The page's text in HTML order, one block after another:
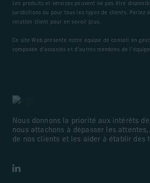
Les produits et services peuvent ne pas être
juridictions ou pour tous les types de clients. Parlez
relation client pour en savoir plus.
Ce site Web présente notre équipe de conseil en
composée d’associés et d’autres membres de
Nous donnons la priorité aux intérêts
nous attachons à dépasser les
de nos clients et les aider à établir des
LinkedIn